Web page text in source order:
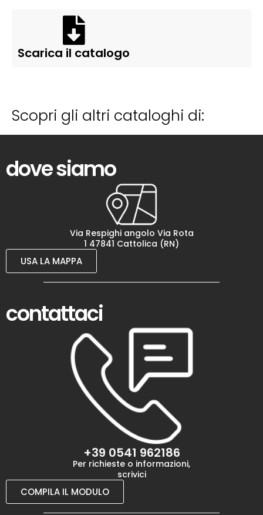
Scarica il catalogo
Scopri gli altri cataloghi di:
dove siamo
Via Respighi angolo Via Rota
1 47841 Cattolica (RN)
USA LA MAPPA
contattaci
+39 0541 962186
Per richieste o informazioni,
scrivici
COMPILA IL MODULO